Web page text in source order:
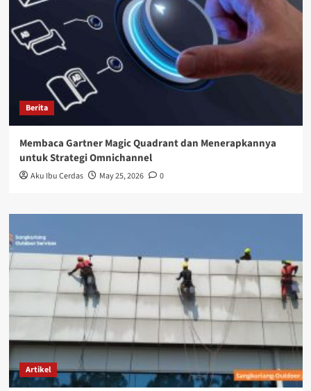
Berita
Membaca Gartner Magic Quadrant dan Menerapkannya
untuk Strategi Omnichannel
Aku Ibu Cerdas May 25, 2026 0
Artikel